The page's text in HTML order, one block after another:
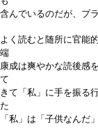
含んでいるのだが、プ
よく読むと随所に官能
端
康成は爽やかな読後感
て
きて「私」に手を振る
た
「私」は「子供なんだ